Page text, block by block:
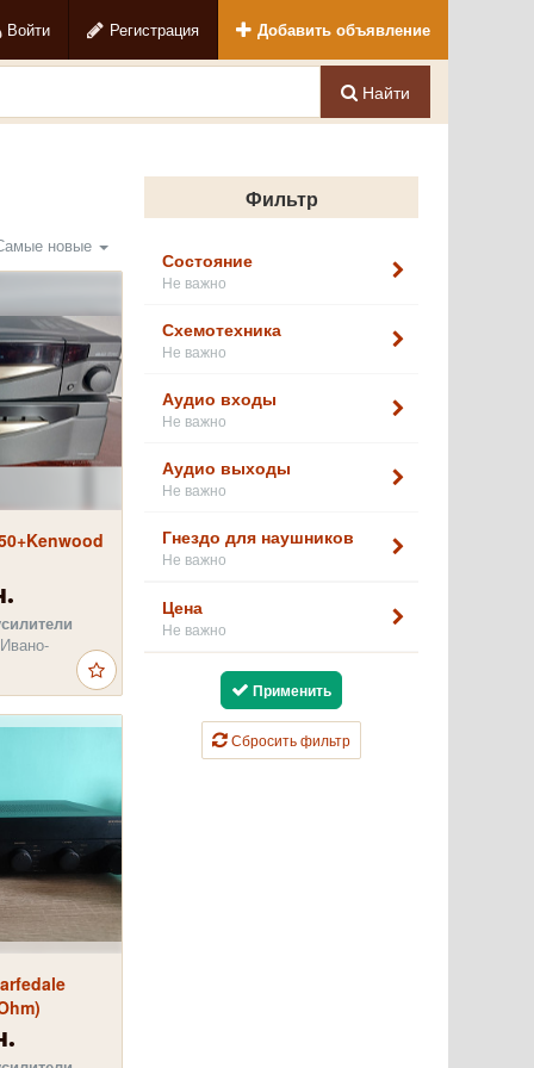
Войти Регистрация Добавить объявление
Найти
новые
Фильтр
Состояние
Не важно
Схемотехника
Не важно
Аудио входы
Не важно
Аудио выходы
Не важно
Гнездо для наушников
Не важно
Цена
Не важно
Применить
Сбросить фильтр